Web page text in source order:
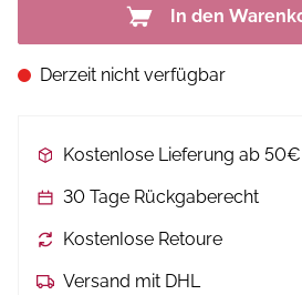
In den
Derzeit nicht verfügbar
Kostenlose Lieferung ab 50€
30 Tage Rückgaberecht
Kostenlose Retoure
Versand mit DHL